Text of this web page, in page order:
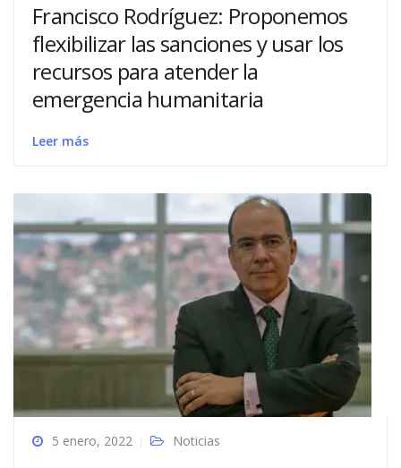
Francisco Rodríguez: Proponemos
flexibilizar las sanciones y usar los
recursos para atender la
emergencia humanitaria
Leer más
5 enero, 2022 Noticias